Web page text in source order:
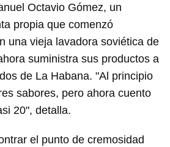
Octavio Gómez, un
propia que comenzó
una vieja lavadora soviética de
suministra sus productos a
de La Habana. "Al principio
sabores, pero ahora cuento
20", detalla.
el punto de cremosidad